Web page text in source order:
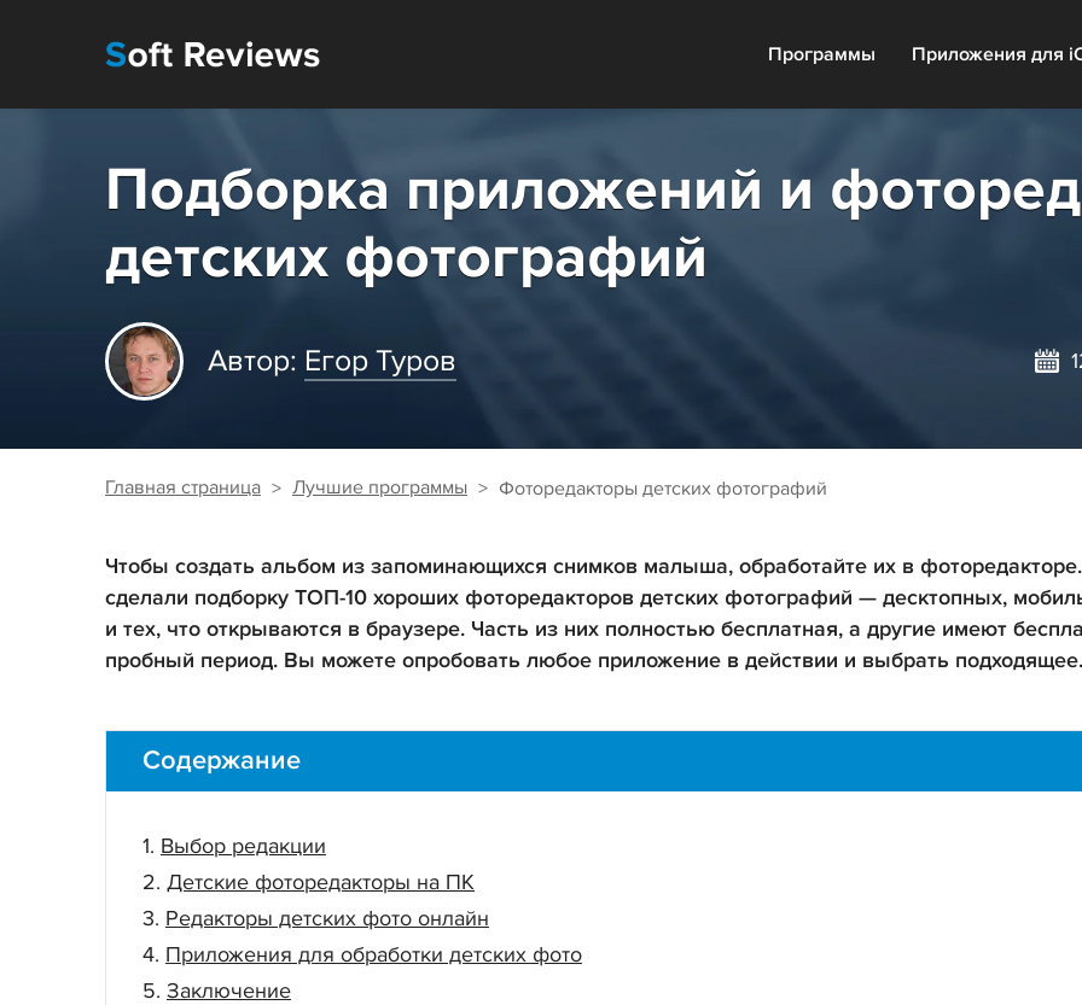
Программы Приложения для
Подборка приложений и
детских фотографий
Автор: Егор Туров
Главная страница Лучшие программы Фоторедакторы детских фотографий
Чтобы создать альбом из запоминающихся снимков малыша, обработайте их в
сделали подборку ТОП-10 хороших фоторедакторов детских фотографий — десктопных,
и тех, что открываются в браузере. Часть из них полностью бесплатная, а другие имеют
пробный период. Вы можете опробовать любое приложение в действии и выбрать подходящее.
Содержание
Выбор редакции
Детские фоторедакторы на ПК
Редакторы детских фото онлайн
Приложения для обработки детских фото
Заключение